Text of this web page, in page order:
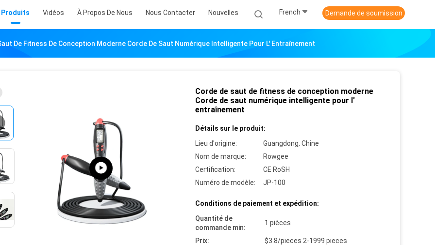
Produits Vidéos À Propos De Nous Nous Contacter Nouvelles French Demande de soumission
De Fitness De Conception Moderne Corde De Saut Numérique Intelligente Pour L' Entraînement
Corde de saut de fitness de conception moderne
Corde de saut numérique intelligente pour l'
entraînement
Détails sur le produit:
Lieu d'origine:
Guangdong, Chine
Nom de marque:
Rowgee
Certification:
CE RoSH
Numéro de modèle:
JP-100
Conditions de paiement et expédition:
Quantité de
commande min:
1 pièces
Prix:
$3.8/pieces 2-1999 pieces